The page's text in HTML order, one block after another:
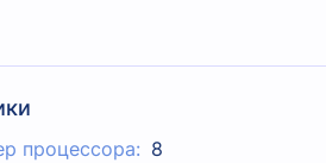
процессора: 8